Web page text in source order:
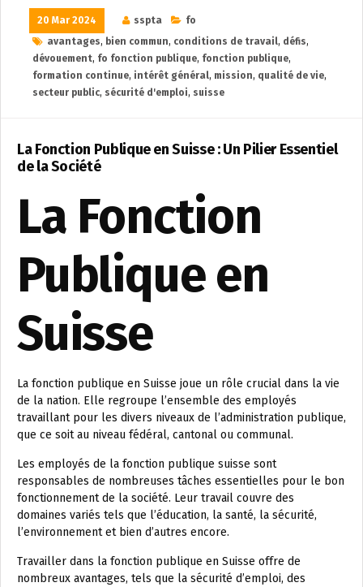
20 Mar 2024 sspta
fo
avantages, bien commun, conditions de travail, défis,
dévouement, fo fonction publique, fonction publique,
formation continue, intérêt général, mission, qualité de vie,
secteur public, sécurité d'emploi, suisse
La Fonction Publique en Suisse : Un Pilier Essentiel
de la Société
La Fonction
Publique en
Suisse
La fonction publique en Suisse joue un rôle crucial dans la vie
de la nation. Elle regroupe l’ensemble des employés
travaillant pour les divers niveaux de l’administration publique,
que ce soit au niveau fédéral, cantonal ou communal.
Les employés de la fonction publique suisse sont
responsables de nombreuses tâches essentielles pour le bon
fonctionnement de la société. Leur travail couvre des
domaines variés tels que l’éducation, la santé, la sécurité,
l’environnement et bien d’autres encore.
Travailler dans la fonction publique en Suisse offre de
nombreux avantages, tels que la sécurité d’emploi, des